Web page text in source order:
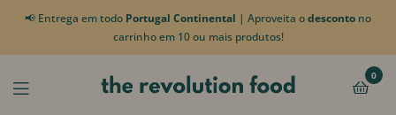
📢 Entrega em todo Portugal Continental | Aproveita odesconto no
carrinho em 10 ou mais produtos!
0